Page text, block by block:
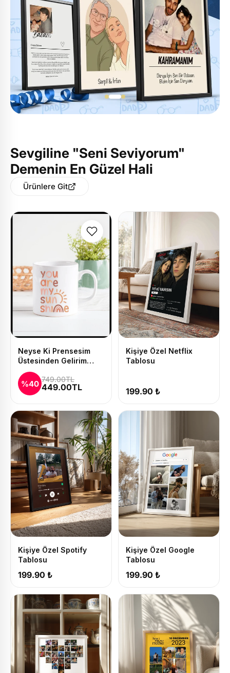
Sevgiline "Seni Seviyorum"
Demenin En Güzel Hali
Ürünlere Git
Neyse Ki Prensesim
Üstesinden Gelirim
Baskılı Kupa ve Yastık
Seti
%40 749.00TL
449.00TL
Kişiye Özel Netflix
Tablosu
199.90 ₺
Kişiye Özel Spotify
Tablosu
199.90 ₺
Kişiye Özel Google
Tablosu
199.90 ₺